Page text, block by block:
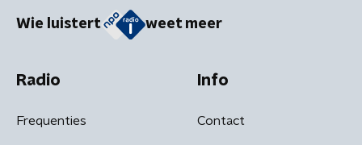
Wie luistert weet meer
Radio
Frequenties
Info
Contact